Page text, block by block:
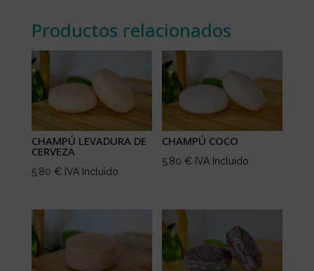
Productos relacionados
CHAMPÚ LEVADURA DE
CERVEZA
5,80 € IVA Incluido
CHAMPÚ COCO
5,80 € IVA Incluido